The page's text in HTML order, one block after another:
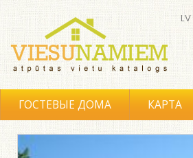
LV
ГОСТЕВЫЕ ДОМА КАРТА